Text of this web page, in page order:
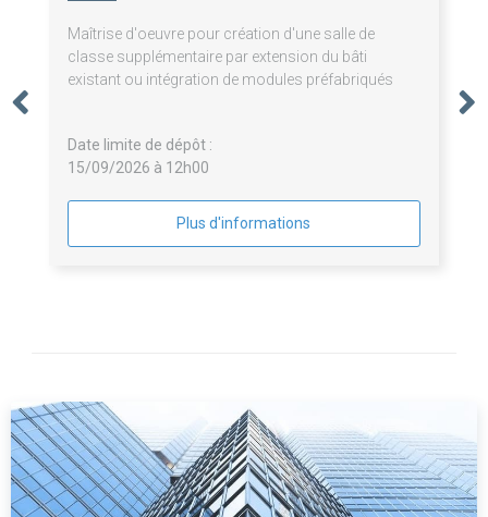
Maîtrise d'oeuvre pour création d'une salle de
classe supplémentaire par extension du bâti
existant ou intégration de modules préfabriqués
Date limite de dépôt :
15/09/2026 à 12h00
Plus d'informations